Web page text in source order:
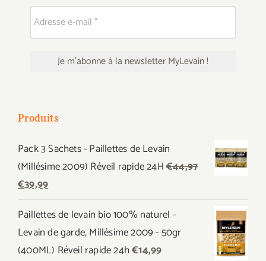
Produits
Pack 3 Sachets - Paillettes de Levain
(Millésime 2009) Réveil rapide 24H€44,97
Le
initial
était :
€44,97.
€39,99Le
actuel
est :
€39,99.
Paillettes de levain bio 100% naturel -
Levain de garde, Millésime 2009 - 50gr
(400ML) Réveil rapide 24h€14,99